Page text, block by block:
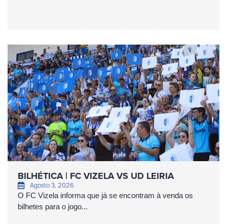
BILHÉTICA | FC VIZELA VS UD LEIRIA
Agosto 3, 2026
O FC Vizela informa que já se encontram à venda os
bilhetes para o jogo...